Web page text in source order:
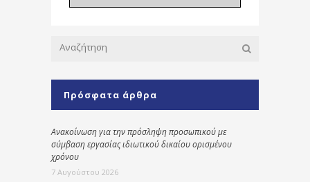
Πρόσφατα άρθρα
Ανακοίνωση για την πρόσληψη προσωπικού με
σύμβαση εργασίας ιδιωτικού δικαίου ορισμένου
χρόνου
7 Αυγούστου 2026